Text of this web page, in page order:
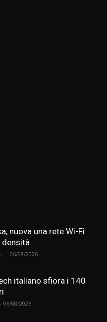
nuova una rete Wi-Fi
densità
- 06/08/2026
italiano sfiora i 140
06/08/2026